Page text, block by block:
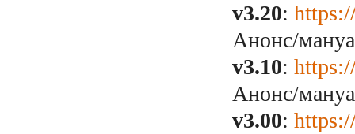
v3.20:
Анонс/
v3.10:
Анонс/
v3.00: